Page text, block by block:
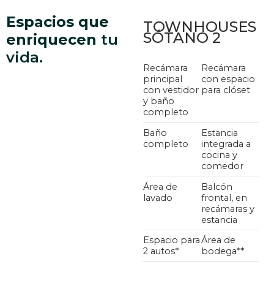
Espacios que
enriquecen tu
vida.
TOWNHOUSES
SÓTANO 2
Recámara
principal
con vestidor
y baño
completo
Recámara
con espacio
para clóset
Baño
completo
Estancia
integrada a
cocina y
comedor
Área de
lavado
Balcón
frontal, en
recámaras y
estancia
Espacio para
2 autos*
Área de
bodega**